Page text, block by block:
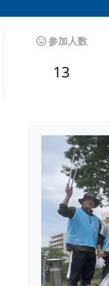
参加人数
13